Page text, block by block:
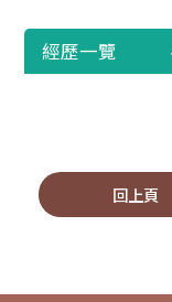
經歷一覽
回上頁